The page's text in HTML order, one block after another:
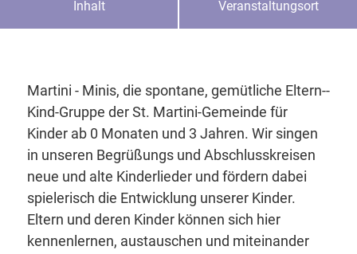
Inhalt Veranstaltungsort
Martini - ­Minis, die spontane, gemütliche Eltern-­
Kind­-Gruppe der St. Martini­-Gemeinde für
Kinder ab 0 Monaten und 3 Jahren. Wir singen
in unseren Begrüßungs­ und Abschlusskreisen
neue und alte Kinderlieder und fördern dabei
spielerisch die Entwicklung unserer Kinder.
Eltern und deren Kinder können sich hier
kennenlernen, austauschen und miteinander